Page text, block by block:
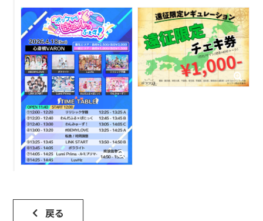
CONTACT
FANLETTER
SHOP
COMPANY
戻る